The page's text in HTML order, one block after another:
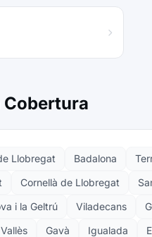
Llobregat Badalona
Cornellà de Llobregat
i la Geltrú Viladecans
Gavà Igualada